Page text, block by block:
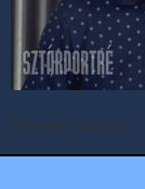
Hevesi Tamás